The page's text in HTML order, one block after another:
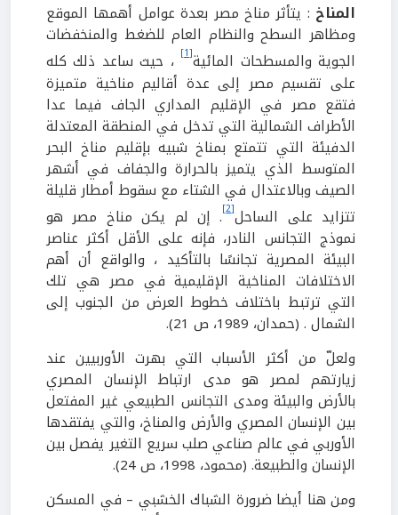
المناخ : يتأثر مناخ مصر بعدة عوامل أهمها الموقع
ومظاهر السطح والنظام العام للضغط والمنخفضات
الجوية والمسطحات المائية[1]
، حيث ساعد ذلك كله
على تقسيم مصر إلى عدة أقاليم مناخية متميزة
فتقع مصر في الإقليم المداري الجاف فيما عدا
الأطراف الشمالية التي تدخل في المنطقة المعتدلة
الدفيئة التي تتمتع بمناخ شبيه بإقليم مناخ البحر
المتوسط الذي يتميز بالحرارة والجفاف في أشهر
الصيف وبالاعتدال في الشتاء مع سقوط أمطار قليلة
تتزايد على الساحل[2] . إن لم يكن مناخ مصر هو
نموذج التجانس النادر، فإنه على الأقل أكثر عناصر
البيئة المصرية تجانسًا بالتأكيد ، والواقع أن أهم
الاختلافات المناخية الإقليمية في مصر هي تلك
التي ترتبط باختلاف خطوط العرض من الجنوب إلى
الشمال . (حمدان، 1989، ص 21).
ولعلّ من أكثر الأسباب التي بهرت الأوربيين عند
زيارتهم لمصر هو مدى ارتباط الإنسان المصري
بالأرض والبيئة ومدى التجانس الطبيعي غير المفتعل
بين الإنسان المصري والأرض والمناخ، والتي يفتقدها
الأوربي في عالم صناعي صلب سريع التغير يفصل بين
الإنسان والطبيعة. (محمود، 1998، ص 24).
ومن هنا أيضا ضرورة الشباك الخشبي – في المسكن